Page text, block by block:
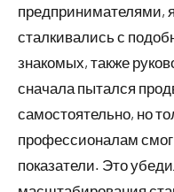
предпринимателями,
сталкивались с
знакомых, также
сначала пытался
самостоятельно, но
профессионалам
показатели. Это